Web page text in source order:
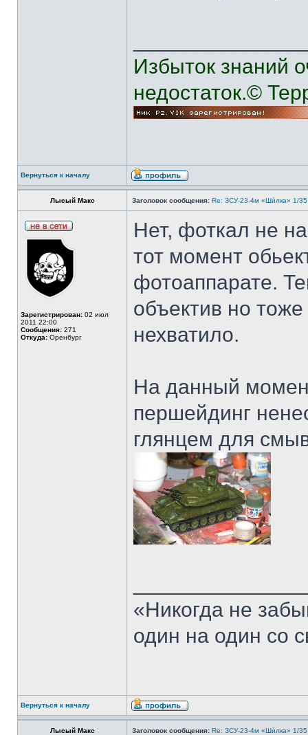
Избыток знаний
недостаток.©
Вернуться к началу
Лысый Макс Заголовок сообщения: Re: ЗСУ-23-4м «Ши́лка» 1/35
Зарегистрирован: 02 июл
2011 22:00
Сообщения: 271
Откуда: Оренбург
Нет, фоткал не
тот момент
фотоаппарате.
объектив но
нехватило.
На данный
першейдинг
глянцем для
«Никогда не
один на один со
Вернуться к началу
Лысый Макс Заголовок сообщения: Re: ЗСУ-23-4м «Ши́лка» 1/35